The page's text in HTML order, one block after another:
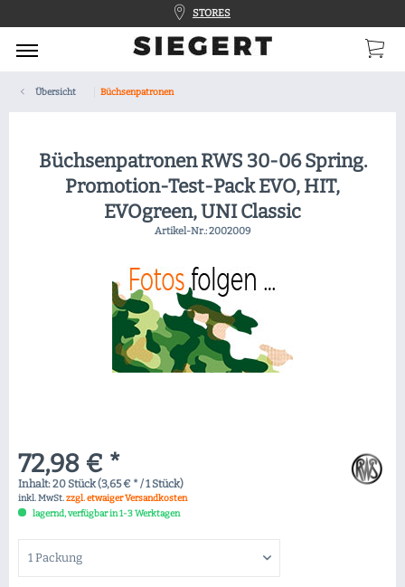
STORES
Übersicht Büchsenpatronen
Büchsenpatronen RWS 30-06 Spring.
Promotion-Test-Pack EVO, HIT,
EVOgreen, UNI Classic
Artikel-Nr.:2002009
72,98 € *
Inhalt:20 Stück (3,65 € * / 1 Stück)
inkl. MwSt.zzgl. etwaiger Versandkosten
lagernd, verfügbar in 1-3 Werktagen